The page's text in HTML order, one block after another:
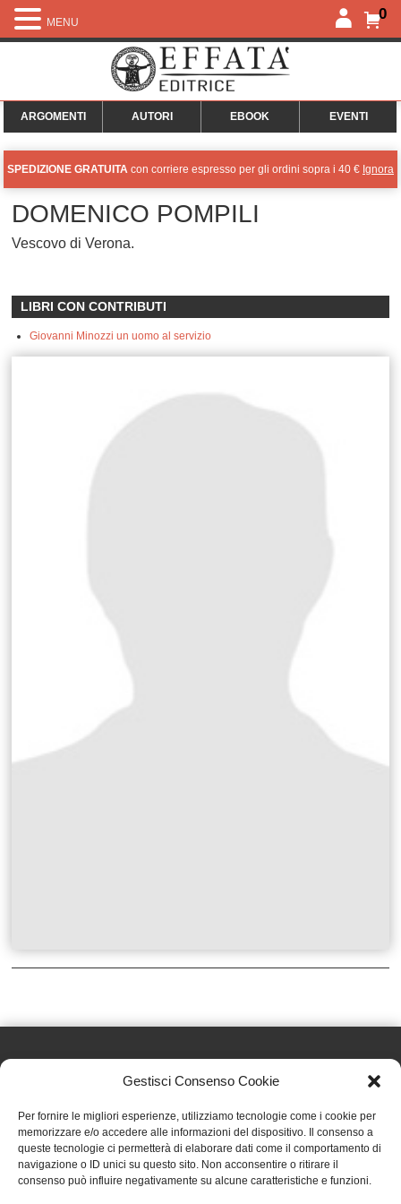
Gestisci Consenso Cookie
Per fornire le migliori esperienze, utilizziamo tecnologie come i cookie per
memorizzare e/o accedere alle informazioni del dispositivo. Il consenso a
queste tecnologie ci permetterà di elaborare dati come il comportamento di
navigazione o ID unici su questo sito. Non acconsentire o ritirare il
consenso può influire negativamente su alcune caratteristiche e funzioni.
0
ARGOMENTI AUTORI EBOOK EVENTI
SPEDIZIONE GRATUITA con corriere espresso per gli ordini sopra i 40 € Ignora
DOMENICO POMPILI
Vescovo di Verona.
LIBRI CON CONTRIBUTI
Giovanni Minozzi un uomo al servizio
Effatà Editrice di Pellegrino Paolo SAS
C.F. e P.IVA 09655250018
Via Tre Denti, 1 - 10060 Cantalupa (TO)
Telefono: (+39) 0121 353452 - Fax: (+39) 0121 353839
MENU